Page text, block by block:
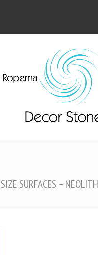
SURFACES – NEOLITH